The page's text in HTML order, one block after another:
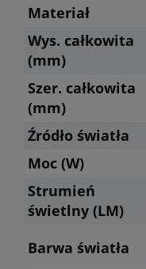
Materiał
Wys. całkowita
(mm)
Szer. całkowita
(mm)
Źródło światła
Moc (W)
Strumień
świetlny (LM)
Barwa światła